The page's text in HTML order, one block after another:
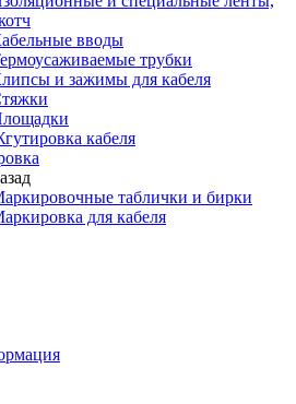
вводы
трубки
и зажимы для кабеля
кабеля
таблички и бирки
для кабеля